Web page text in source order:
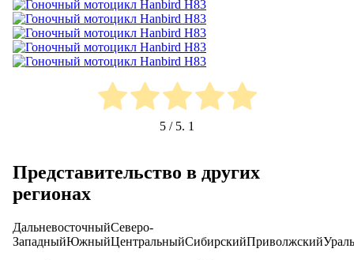
5 / 5. 1
Представительство в других
регионах
ДальневосточныйСеверо-
ЗападныйЮжныйЦентральныйСибирскийПриволжский